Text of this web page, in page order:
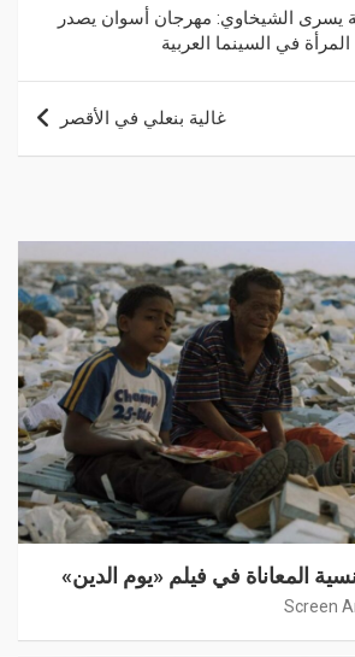
يسرى الشيخاوي: مهرجان أسوان يصدر
في السينما العربية
غالية بنعلي في الأقصر
المعاناة في فيلم «يوم الدين»
Screen